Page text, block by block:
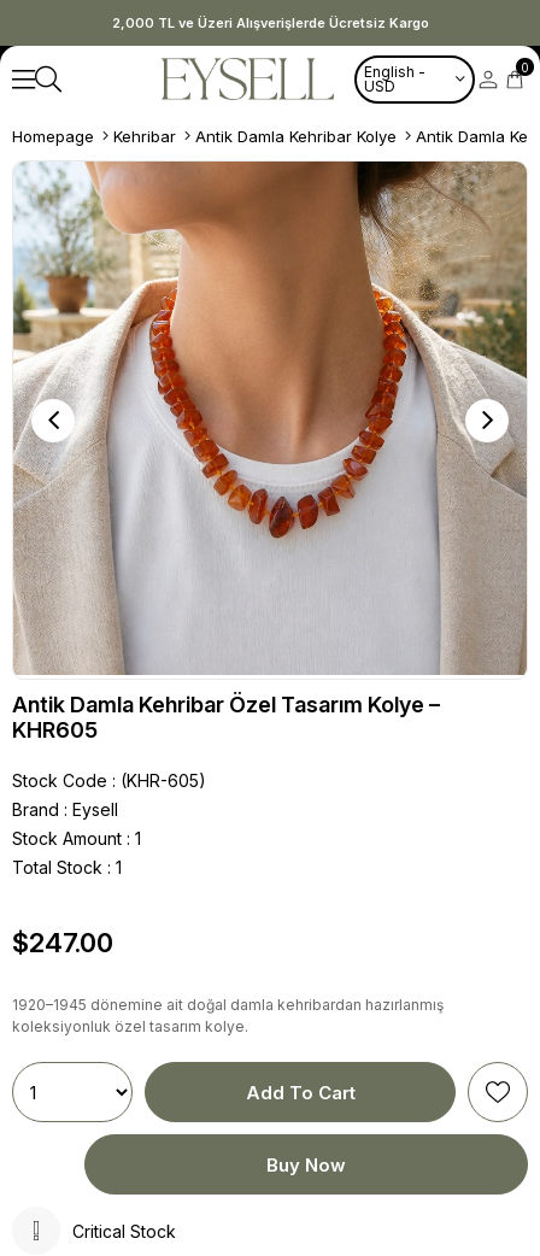
2,000 TL ve Üzeri Alışverişlerde Ücretsiz Kargo
English -
USD
0
Homepage Kehribar Antik Damla Kehribar Kolye Antik Damla
Antik Damla Kehribar Özel Tasarım Kolye –
KHR605
Stock Code
(KHR-605)
Brand : Eysell
Stock Amount : 1
Total Stock : 1
$247.00
1920–1945 dönemine ait doğal damla kehribardan hazırlanmış
koleksiyonluk özel tasarım kolye.
Critical Stock